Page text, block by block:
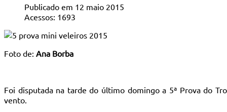
Publicado em 12 maio 2015
Acessos: 1693
Foto de: Ana Borba
Foi disputada na tarde do último domingo a 5ª Prova do
vento.